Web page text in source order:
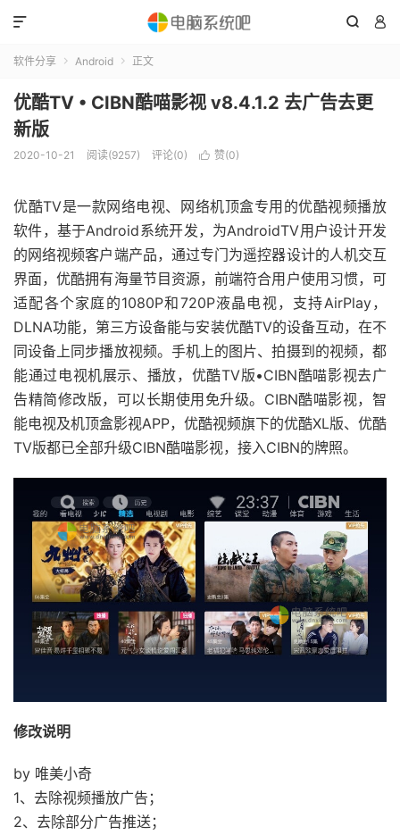
 

软件分享  Android  正文
优酷TV • CIBN酷喵影视 v8.4.1.2 去广告去更
新版
2020-10-21 阅读(9257) 评论(0)  赞(0)
优酷TV是一款网络电视、网络机顶盒专用的优酷视频播放
软件，基于Android系统开发，为AndroidTV用户设计开发
的网络视频客户端产品，通过专门为遥控器设计的人机交互
界面，优酷拥有海量节目资源，前端符合用户使用习惯，可
适配各个家庭的1080P和720P液晶电视，支持AirPlay，
DLNA功能，第三方设备能与安装优酷TV的设备互动，在不
同设备上同步播放视频。手机上的图片、拍摄到的视频，都
能通过电视机展示、播放，优酷TV版•CIBN酷喵影视去广
告精简修改版，可以长期使用免升级。CIBN酷喵影视，智
能电视及机顶盒影视APP，优酷视频旗下的优酷XL版、优酷
TV版都已全部升级CIBN酷喵影视，接入CIBN的牌照。
修改说明
by 唯美小奇
1、去除视频播放广告；
2、去除部分广告推送；